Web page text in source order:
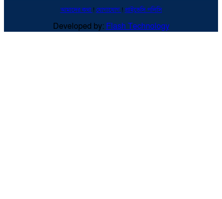
আমাদের কথা! যোগাযোগ ! প্রাইভেসি পলিসি
Developed by: Flash Technology